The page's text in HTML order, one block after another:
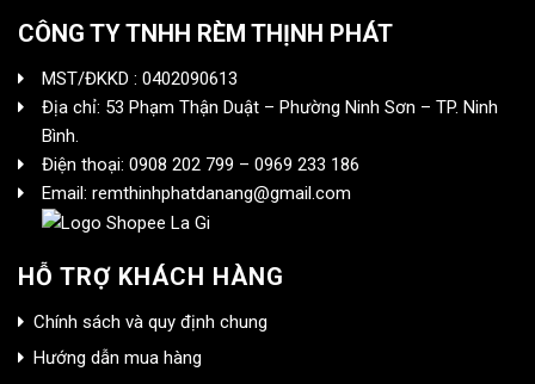
CÔNG TY TNHH RÈM THỊNH PHÁT
MST/ĐKKD : 0402090613
Địa chỉ: 53 Phạm Thận Duật – Phường Ninh Sơn – TP. Ninh
Bình.
Điện thoại: 0908 202 799 – 0969 233 186
Email: remthinhphatdanang@gmail.com
HỖ TRỢ KHÁCH HÀNG
Chính sách và quy định chung
Hướng dẫn mua hàng